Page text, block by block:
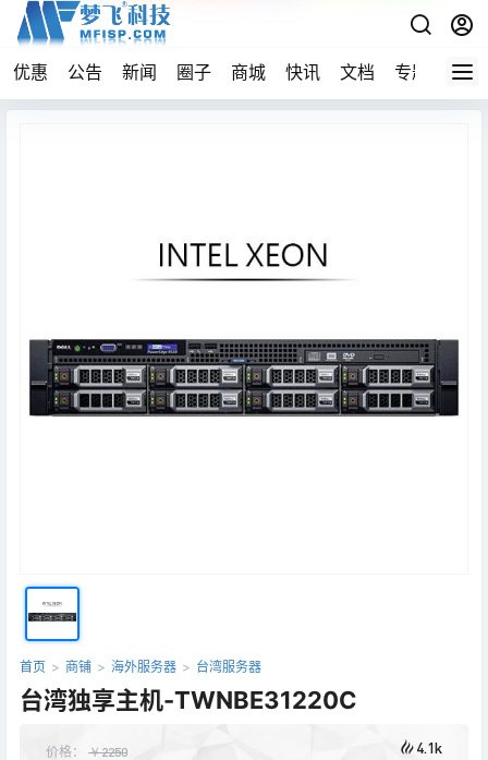
优惠 公告 新闻 圈子 商城 快讯 文档 专题 导航
首页 > 商铺 > 海外服务器 > 台湾服务器
台湾独享主机-TWNBE31220C
价格： ￥2250 4.1k